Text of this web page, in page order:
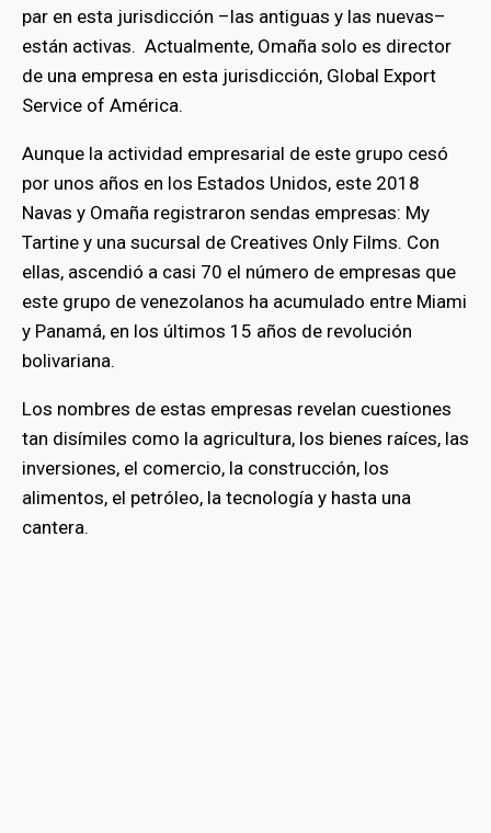
par en esta jurisdicción –las antiguas y las nuevas–
están activas. Actualmente, Omaña solo es director
de una empresa en esta jurisdicción, Global Export
Service of América.
Aunque la actividad empresarial de este grupo cesó
por unos años en los Estados Unidos, este 2018
Navas y Omaña registraron sendas empresas: My
Tartine y una sucursal de Creatives Only Films. Con
ellas, ascendió a casi 70 el número de empresas que
este grupo de venezolanos ha acumulado entre Miami
y Panamá, en los últimos 15 años de revolución
bolivariana.
Los nombres de estas empresas revelan cuestiones
tan disímiles como la agricultura, los bienes raíces, las
inversiones, el comercio, la construcción, los
alimentos, el petróleo, la tecnología y hasta una
cantera.